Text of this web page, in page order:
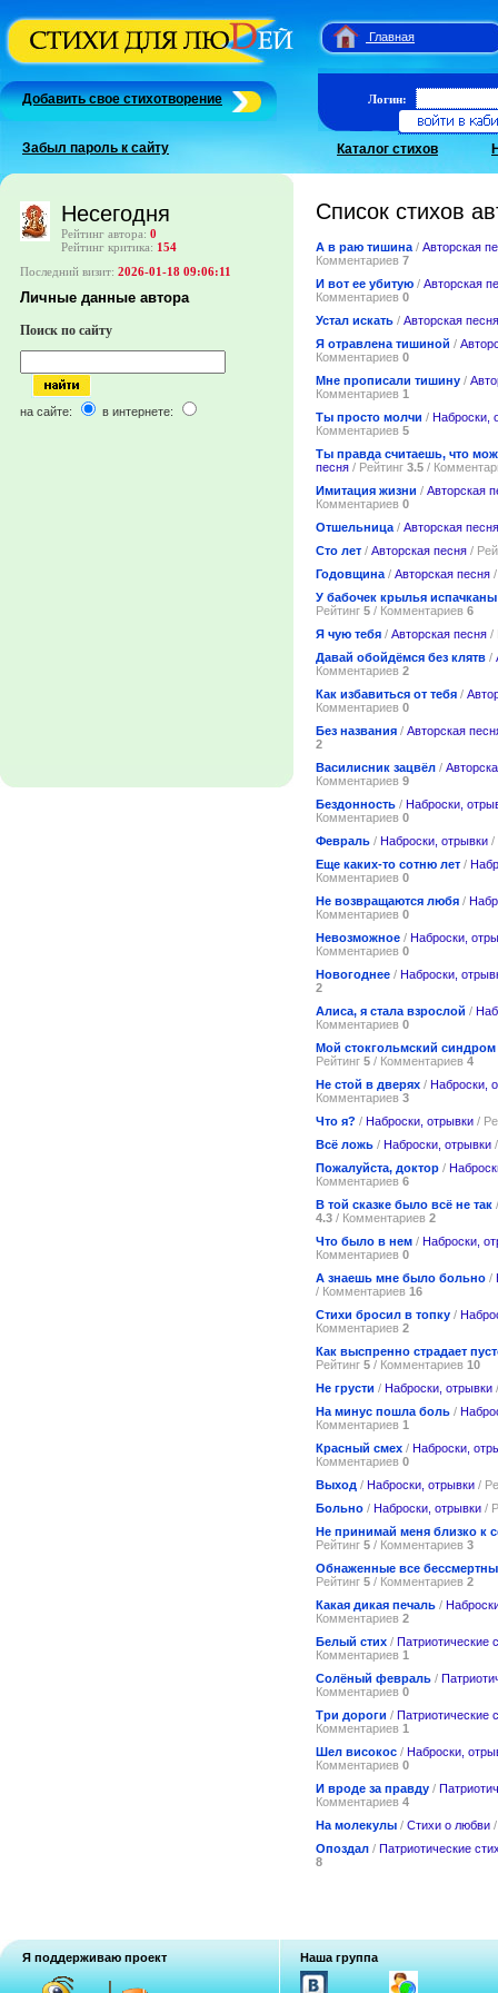
Главная
Добавить свое стихотворение
Забыл пароль к сайту
Логин:
Каталог стихов
Несегодня
Рейтинг автора: 0
Рейтинг критика: 154
Последний визит: 2026-01-18 09:06:11
Личные данные автора
Поиск по сайту
на сайте: в интернете:
Список стихов
А в раю тишина / Авторская
Комментариев 7
И вот ее убитую / Авторская
Комментариев 0
Устал искать / Авторская песня
Я отравлена тишиной /
Комментариев 0
Мне прописали тишину /
Комментариев 1
Ты просто молчи / Наброски,
Комментариев 5
Ты правда считаешь, что
песня / Рейтинг 3.5 /
Имитация жизни / Авторская
Комментариев 0
Отшельница / Авторская песня
Сто лет / Авторская песня /
Годовщина / Авторская песня
У бабочек крылья
Рейтинг 5 / Комментариев 6
Я чую тебя / Авторская песня /
Давай обойдёмся без клятв /
Комментариев 2
Как избавиться от тебя /
Комментариев 0
Без названия / Авторская
2
Василисник зацвёл /
Комментариев 9
Бездонность / Наброски,
Комментариев 0
Февраль / Наброски, отрывки /
Еще каких-то сотню лет /
Комментариев 0
Не возвращаются любя /
Комментариев 0
Невозможное / Наброски,
Комментариев 0
Новогоднее / Наброски,
2
Алиса, я стала взрослой /
Комментариев 0
Мой стокгольмский синдром
Рейтинг 5 / Комментариев 4
Не стой в дверях / Наброски,
Комментариев 3
Что я? / Наброски, отрывки /
Всё ложь / Наброски, отрывки
Пожалуйста, доктор /
Комментариев 6
В той сказке было всё не так
4.3 / Комментариев 2
Что было в нем / Наброски,
Комментариев 0
А знаешь мне было больно /
/ Комментариев 16
Стихи бросил в топку /
Комментариев 2
Как выспренно страдает
Рейтинг 5 / Комментариев 10
Не грусти / Наброски, отрывки
На минус пошла боль /
Комментариев 1
Красный смех / Наброски,
Комментариев 0
Выход / Наброски, отрывки /
Больно / Наброски, отрывки /
Не принимай меня близко к
Рейтинг 5 / Комментариев 3
Обнаженные все
Рейтинг 5 / Комментариев 2
Какая дикая печаль /
Комментариев 2
Белый стих / Патриотические
Комментариев 1
Солёный февраль /
Комментариев 0
Три дороги / Патриотические
Комментариев 1
Шел високос / Наброски,
Комментариев 0
И вроде за правду /
Комментариев 4
На молекулы / Стихи о любви
Опоздал / Патриотические
8
Я поддерживаю проект Наша группа